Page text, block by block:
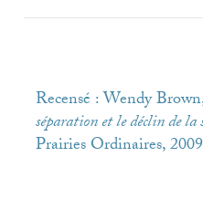
Recensé : Wendy
séparation et le déclin de
Prairies Ordinaires,